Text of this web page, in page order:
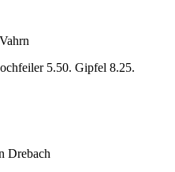
5.50. Gipfel 8.25.
Drebach